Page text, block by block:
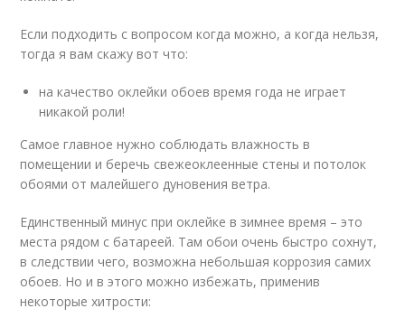
Если подходить с вопросом когда можно, а когда нельзя,
тогда я вам скажу вот что:
на качество оклейки обоев время года не играет
никакой роли!
Самое главное нужно соблюдать влажность в
помещении и беречь свежеоклеенные стены и потолок
обоями от малейшего дуновения ветра.
Единственный минус при оклейке в зимнее время – это
места рядом с батареей. Там обои очень быстро сохнут,
в следствии чего, возможна небольшая коррозия самих
обоев. Но и в этого можно избежать, применив
некоторые хитрости: